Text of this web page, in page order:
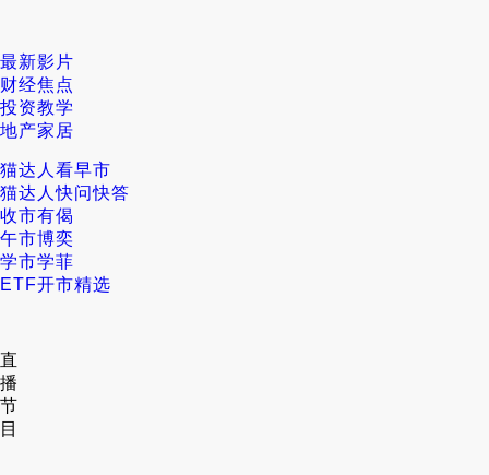
最新影片
财经焦点
投资教学
地产家居
猫达人看早市
猫达人快问快答
收市有偈
午市博奕
学市学菲
ETF开市精选
直
播
节
目